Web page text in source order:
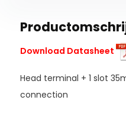
Download Datasheet
Head terminal + 1 slot
connection